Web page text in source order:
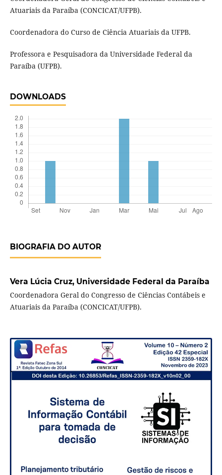
Atuariais da Paraíba (CONCICAT/UFPB).
Coordenadora do Curso de Ciência Atuariais da UFPB.
Professora e Pesquisadora da Universidade Federal da
Paraíba (UFPB).
DOWNLOADS
BIOGRAFIA DO AUTOR
Vera Lúcia Cruz, Universidade Federal da Paraíba
Coordenadora Geral do Congresso de Ciências Contábeis e
Atuariais da Paraíba (CONCICAT/UFPB).